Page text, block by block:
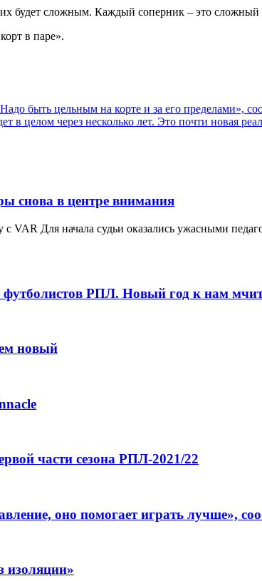
будет сложным. Каждый соперник – это сложный
в паре».
быть цельным на корте и за его пределами»,
целом через несколько лет. Это почти новая
снова в центре внимания
Для начала судьи оказались ужасными
РПЛ. Новый год к нам
новый
части сезона РПЛ-2021/22
оно помогает играть лучше»,
изоляции»